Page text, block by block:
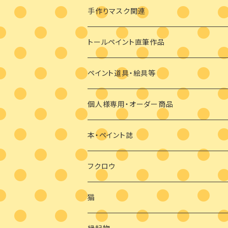
ペンダント
その他
ビギナーさま向け
デザインパケット
ビギナーさま向け
干支の羽子板
クリスマス
ウッドバーニング
素材のみ
メガネケース
その他
手作りマスク関連
手描き絵付けマスク
手作り布マスク
マスクブローチ
トールペイント直筆作品
ペイント道具・絵具等
個人様専用・オーダー商品
本・ペイント誌
日めくりカレンダーオハナとイロとフクロウ
フクロウ
猫